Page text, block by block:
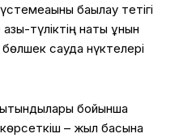
бақылау тетігі
түліктің нақты құнын
бөлшек сауда нүктелері
бойынша
көрсеткіш – жыл басына